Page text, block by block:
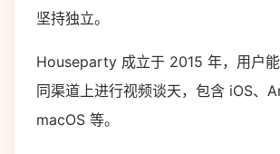
坚持独立。
Houseparty 成立于 2015 年，用户
同渠道上进行视频谈天，包含 iOS、
macOS 等。